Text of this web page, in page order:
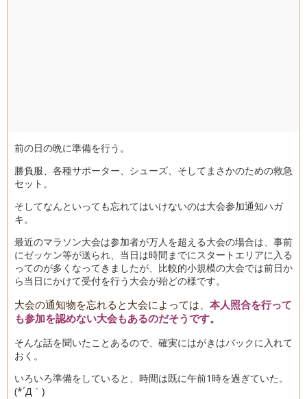
前の日の晩に準備を行う。
勝負服、各種サポーター、シューズ、そしてまさかのための救急
セット。
そしてなんといっても忘れてはいけないのは大会参加通知ハガ
キ。
最近のマラソン大会は参加者が万人を超える大会の場合は、事前
にゼッケン等が送られ、当日は時間までにスタートエリアに入る
ってのが多くなってきましたが、比較的小規模の大会では前日か
ら当日にかけて受付を行う大会が殆どの様です。
大会の通知物を忘れると大会によっては、 本人照合を行って
も参加を認めない大会もあるのだそうです。
そんな話を聞いたことあるので、確実にはがきはバックに入れて
おく。
いろいろ準備をしていると、時間は既に午前1時を過ぎていた。
(*´Д｀)